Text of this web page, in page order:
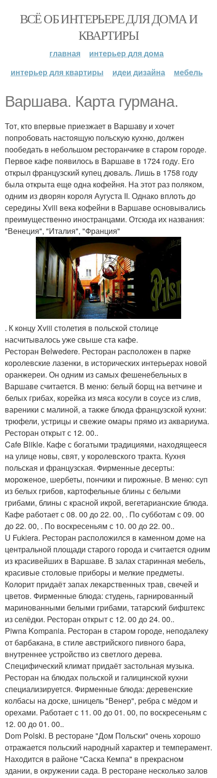
ВСЁ ОБ ИНТЕРЬЕРЕ ДЛЯ ДОМА И
КВАРТИРЫ
главная
интерьер для дома
интерьер для квартиры
идеи дизайна мебель
Варшава. Карта гурмана.
Тот, кто впервые приезжает в Варшаву и хочет
попробовать настоящую польскую кухню, должен
пообедать в небольшом ресторанчике в старом городе.
Первое кафе появилось в Варшаве в 1724 году. Его
открыл французский купец дюваль. Лишь в 1758 году
была открыта еще одна кофейня. На этот раз поляком,
одним из дворян короля Аугуста II. Однако вплоть до
середины Xviii века кофейни в Варшаве основывались
преимущественно иностранцами. Отсюда их названия:
"Венеция", "Италия", "Франция"
. К концу Xviii столетия в польской столице
насчитывалось уже свыше ста кафе.
Ресторан Belwedere. Ресторан расположен в парке
королевские лазенки, в исторических интерьерах новой
оранжереи. Он одним из самых фешенебельных в
Варшаве считается. В меню: белый борщ на ветчине и
белых грибах, корейка из мяса косули в соусе из слив,
вареники с малиной, а также блюда французской кухни:
трюфели, устрицы и свежие омары прямо из аквариума.
Ресторан открыт с 12. 00..
Cafe Blikle. Кафе с богатыми традициями, находящееся
на улице новы, свят, у королевского тракта. Кухня
польская и французская. Фирменные десерты:
мороженое, шербеты, пончики и пирожные. В меню: суп
из белых грибов, картофельные блины с белыми
грибами, блины с красной икрой, вегетарианские блюда.
Кафе работает с 08. 00 до 22. 00, . По субботам с 09. 00
до 22. 00, . По воскресеньям с 10. 00 до 22. 00..
U Fukiera. Ресторан расположился в каменном доме на
центральной площади старого города и считается одним
из красивейших в Варшаве. В залах старинная мебель,
красивые столовые приборы и мелкие предметы.
Колорит придаёт запах лекарственных трав, свечей и
цветов. Фирменные блюда: студень, гарнированный
маринованными белыми грибами, татарский бифштекс
из селёдки. Ресторан открыт с 12. 00 до 24. 00..
Piwna Kompania. Ресторан в старом городе, неподалеку
от барбакана, в стиле австрийского пивного бара,
внутреннее устройство из светлого дерева.
Специфический климат придаёт застольная музыка.
Ресторан на блюдах польской и галицинской кухни
специализируется. Фирменные блюда: деревенские
колбасы на доске, шницель "Венер", ребра с мёдом и
орехами. Работает с 11. 00 до 01. 00, по воскресеньям с
12. 00 до 01. 00..
Dom Polski. В ресторане "Дом Польски" очень хорошо
отражается польский народный характер и темперамент.
Находится в районе "Саска Кемпа" в прекрасном
здании, в окружении сада. В ресторане несколько залов